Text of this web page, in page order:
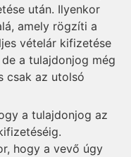
után. Ilyenkor
amely rögzíti a
vételár kifizetése
a tulajdonjog még
csak az utolsó
a tulajdonjog az
hogy a vevő úgy